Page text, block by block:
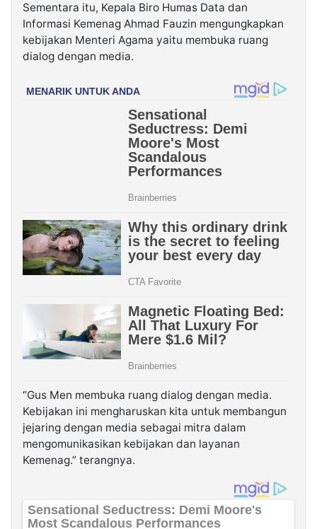
Sementara itu, Kepala Biro Humas Data dan
Informasi Kemenag Ahmad Fauzin mengungkapkan
kebijakan Menteri Agama yaitu membuka ruang
dialog dengan media.
“Gus Men membuka ruang dialog dengan media.
Kebijakan ini mengharuskan kita untuk membangun
jejaring dengan media sebagai mitra dalam
mengomunikasikan kebijakan dan layanan
Kemenag.” terangnya.